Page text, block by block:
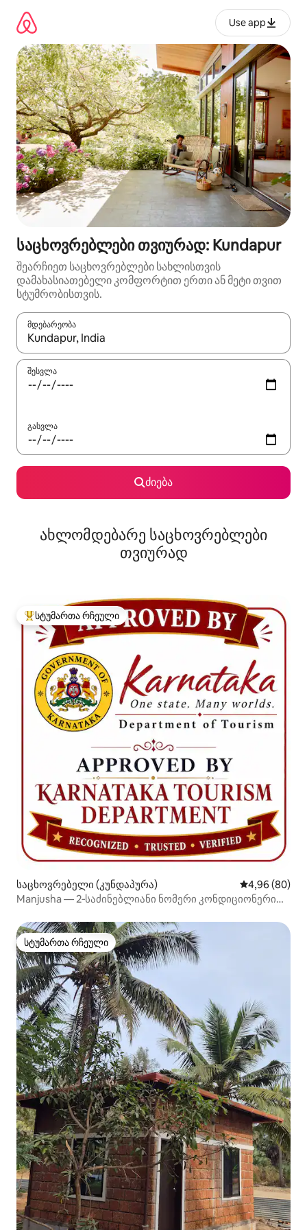
გადასვლა
Use app
საცხოვრებლები თვიურად: Kundapur
შეარჩიეთ საცხოვრებლები სახლისთვის
დამახასიათებელი კომფორტით ერთი ან მეტი თვით
სტუმრობისთვის.
მდებარეობა
როცა შედეგები ხელმისაწვდომი გახდება, ნავიგაციისთვის
შესვლა
გასვლა
ძიება
ახლომდებარე საცხოვრებლები
თვიურად
სტუმართა რჩეული მოწინავე ვარიანტი
სტუმართა რჩეული
საცხოვრებელი (კუნდაპურა) საშუალო
4,96 (80)
Manjusha — 2‑საძინებლიანი ნომერი კონდიციონერით
სტუმართა რჩეული
სტუმართა რჩეული